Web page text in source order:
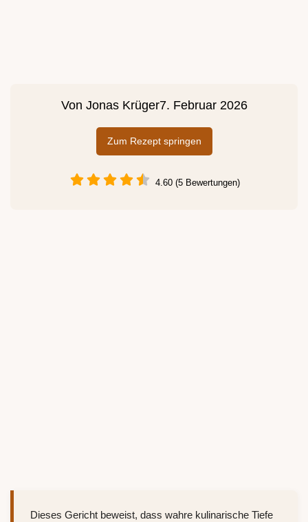
Von Jonas Krüger7. Februar 2026
Zum Rezept springen
4.60 (5 Bewertungen)
Dieses Gericht beweist, dass wahre kulinarische Tiefe